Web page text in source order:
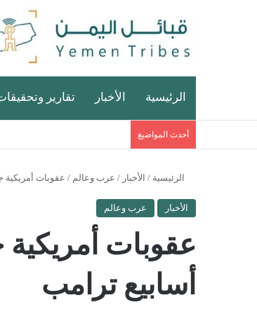
الرئيسية الأخبار تقارير
أحدث المواضيغ
الرئيسية / الأخبار / عرب وعالم / عقوبات أمريكية
الأخبار عرب وعالم
عقوبات
أسابيع ترامب